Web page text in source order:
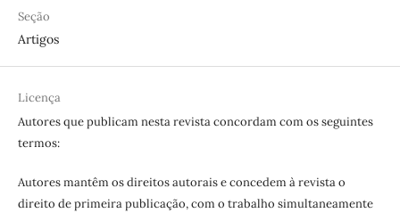
Seção
Artigos
Licença
Autores que publicam nesta revista concordam com os seguintes
termos:
Autores mantêm os direitos autorais e concedem à revista o
direito de primeira publicação, com o trabalho simultaneamente